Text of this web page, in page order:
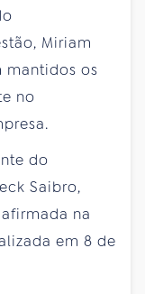
Miriam
mantidos os
no
do
Saibro,
na
em 8 de